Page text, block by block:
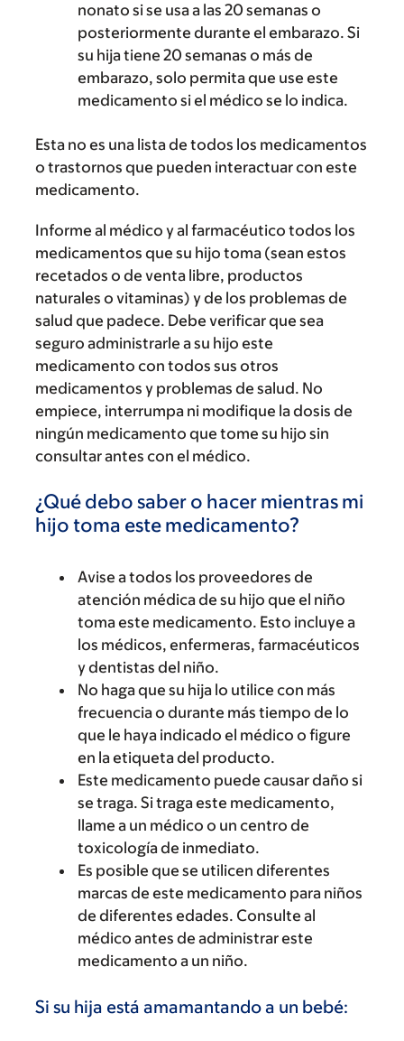
nonato si se usa a las 20 semanas o
posteriormente durante el embarazo. Si
su hija tiene 20 semanas o más de
embarazo, solo permita que use este
medicamento si el médico se lo indica.
Esta no es una lista de todos los medicamentos
o trastornos que pueden interactuar con este
medicamento.
Informe al médico y al farmacéutico todos los
medicamentos que su hijo toma (sean estos
recetados o de venta libre, productos
naturales o vitaminas) y de los problemas de
salud que padece. Debe verificar que sea
seguro administrarle a su hijo este
medicamento con todos sus otros
medicamentos y problemas de salud. No
empiece, interrumpa ni modifique la dosis de
ningún medicamento que tome su hijo sin
consultar antes con el médico.
¿Qué debo saber o hacer mientras mi
hijo toma este medicamento?
Avise a todos los proveedores de
atención médica de su hijo que el niño
toma este medicamento. Esto incluye a
los médicos, enfermeras, farmacéuticos
y dentistas del niño.
No haga que su hija lo utilice con más
frecuencia o durante más tiempo de lo
que le haya indicado el médico o figure
en la etiqueta del producto.
Este medicamento puede causar daño si
se traga. Si traga este medicamento,
llame a un médico o un centro de
toxicología de inmediato.
Es posible que se utilicen diferentes
marcas de este medicamento para niños
de diferentes edades. Consulte al
médico antes de administrar este
medicamento a un niño.
Si su hija está amamantando a un bebé: